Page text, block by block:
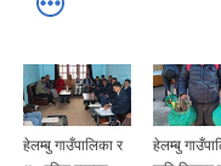
हेलम्बु गाउँपालिका र
हेलम्बु